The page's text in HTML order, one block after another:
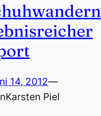
14, 2012—
Karsten Piel